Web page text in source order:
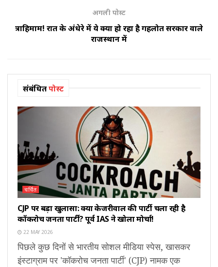
अगली पोस्ट
त्राहिमाम! रात के अंधेरे में ये क्या हो रहा है गहलोत सरकार वाले
राजस्थान में
संबंधितपोस्ट
चर्चित
CJP पर बड़ा खुलासा: क्या केजरीवाल की पार्टी चला रही है
कॉकरोच जनता पार्टी? पूर्व IAS ने खोला मोर्चा!
22 MAY 2026
पिछले कुछ दिनों से भारतीय सोशल मीडिया स्पेस, खासकर
इंस्टाग्राम पर 'कॉकरोच जनता पार्टी' (CJP) नामक एक